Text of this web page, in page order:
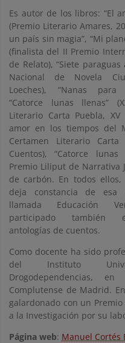
Es autor de los libros: “El
(Premio Literario Amares,
un país sin magia”, “Mi
(finalista del II Premio
de Relato), “Siete paraguas
Nacional de Novela
Loeches), “Nanas
“Catorce lunas llenas”
Literario Carta Puebla, XV
amor en los tiempos del
Certamen Literario
Cuentos), “Catorce lunas
Premio Liliput de Narrativa
de carbón. En todos ellos,
deja constancia de esa
llamada Educación
participado también
antologías de cuentos.
Como docente ha sido
del Instituto
Drogodependencias,
Complutense de Madrid.
galardonado con un Premio
a la Investigación por su
Página web: Manuel Cortés